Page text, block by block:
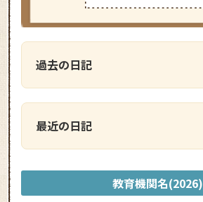
過去の日記
最近の日記
教育機関名(2026)